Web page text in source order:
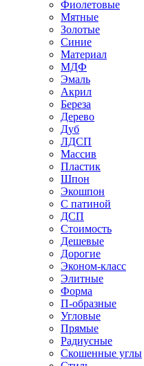
Фиолетовые
Мятные
Золотые
Синие
Материал
МДФ
Эмаль
Акрил
Береза
Дерево
Дуб
ЛДСП
Массив
Пластик
Шпон
Экошпон
С патиной
ДСП
Стоимость
Дешевые
Дорогие
Эконом-класс
Элитные
Форма
П-образные
Угловые
Прямые
Радиусные
Скошенные углы